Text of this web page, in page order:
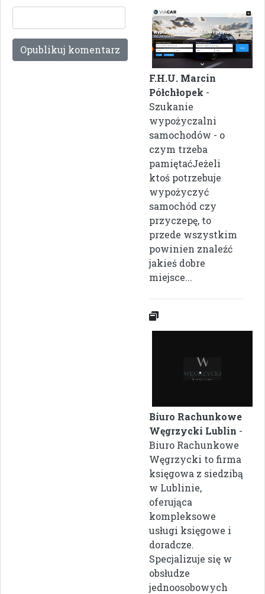
F.H.U. Marcin
Półchłopek -
Szukanie
wypożyczalni
samochodów - o
czym trzeba
pamiętaćJeżeli
ktoś potrzebuje
wypożyczyć
samochód czy
przyczepę, to
przede wszystkim
powinien znaleźć
jakieś dobre
miejsce...
Biuro Rachunkowe
Węgrzycki Lublin -
Biuro Rachunkowe
Węgrzycki to firma
księgowa z siedzibą
w Lublinie,
oferująca
kompleksowe
usługi księgowe i
doradcze.
Specjalizuje się w
obsłudze
jednoosobowych